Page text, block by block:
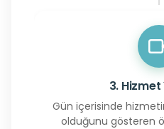
3.
Gün içerisinde
olduğunu gösteren